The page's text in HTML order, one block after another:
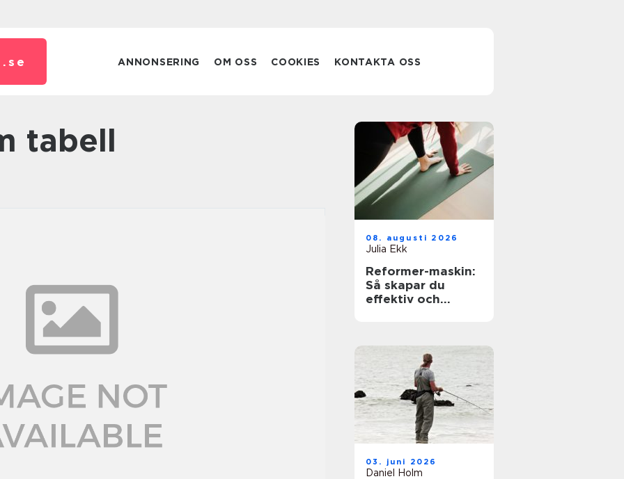
se ANNONSERING OM OSS COOKIES KONTAKTA OSS
tabell
08. augusti 2026
Julia Ekk
Reformer-maskin:
Så skapar du
effektiv och
03. juni 2026
Daniel Holm